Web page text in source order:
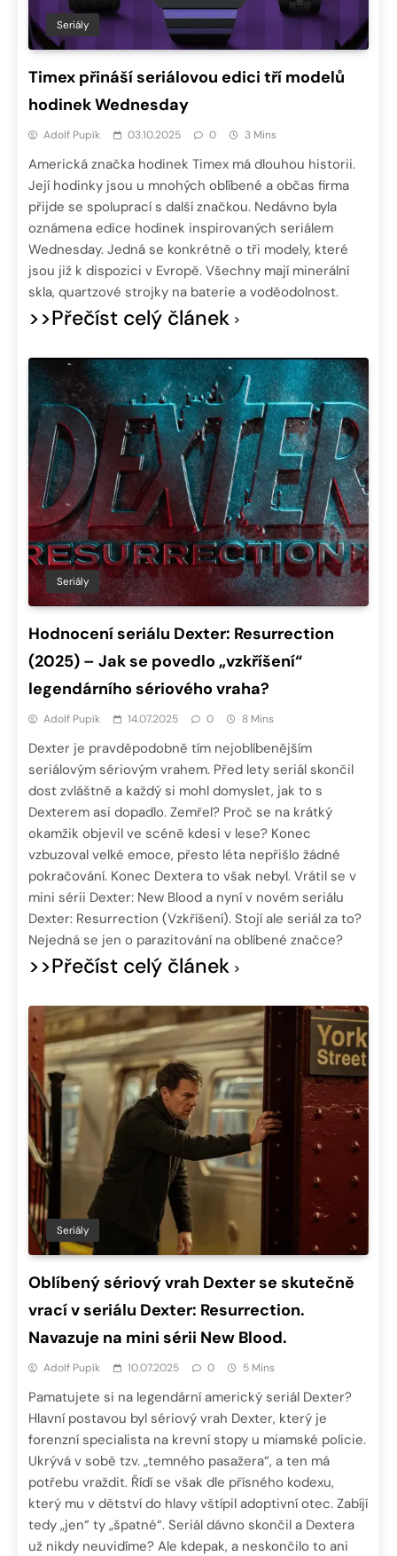
Seriály
Timex přináší seriálovou edici tří modelů
hodinek Wednesday
Adolf Pupík 03.10.2025 0 3 Mins
Americká značka hodinek Timex má dlouhou historii.
Její hodinky jsou u mnohých oblíbené a občas firma
přijde se spoluprací s další značkou. Nedávno byla
oznámena edice hodinek inspirovaných seriálem
Wednesday. Jedná se konkrétně o tři modely, které
jsou již k dispozici v Evropě. Všechny mají minerální
skla, quartzové strojky na baterie a voděodolnost.
>>Přečíst celý článek
Seriály
Hodnocení seriálu Dexter: Resurrection
(2025) – Jak se povedlo „vzkříšení“
legendárního sériového vraha?
Adolf Pupík 14.07.2025 0 8 Mins
Dexter je pravděpodobně tím nejoblíbenějším
seriálovým sériovým vrahem. Před lety seriál skončil
dost zvláštně a každý si mohl domyslet, jak to s
Dexterem asi dopadlo. Zemřel? Proč se na krátký
okamžik objevil ve scéně kdesi v lese? Konec
vzbuzoval velké emoce, přesto léta nepřišlo žádné
pokračování. Konec Dextera to však nebyl. Vrátil se v
mini sérii Dexter: New Blood a nyní v novém seriálu
Dexter: Resurrection (Vzkříšení). Stojí ale seriál za to?
Nejedná se jen o parazitování na oblíbené značce?
>>Přečíst celý článek
Seriály
Oblíbený sériový vrah Dexter se skutečně
vrací v seriálu Dexter: Resurrection.
Navazuje na mini sérii New Blood.
Adolf Pupík 10.07.2025 0 5 Mins
Pamatujete si na legendární americký seriál Dexter?
Hlavní postavou byl sériový vrah Dexter, který je
forenzní specialista na krevní stopy u miamské policie.
Ukrývá v sobě tzv. „temného pasažera“, a ten má
potřebu vraždit. Řídí se však dle přísného kodexu,
který mu v dětství do hlavy vštípil adoptivní otec. Zabíjí
tedy „jen“ ty „špatné“. Seriál dávno skončil a Dextera
už nikdy neuvidíme? Ale kdepak, a neskončilo to ani